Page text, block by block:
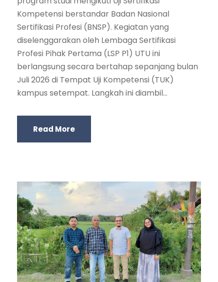
Kompetensi berstandar Badan Nasional
Sertifikasi Profesi (BNSP). Kegiatan yang
diselenggarakan oleh Lembaga Sertifikasi
Profesi Pihak Pertama (LSP P1) UTU ini
berlangsung secara bertahap sepanjang bulan
Juli 2026 di Tempat Uji Kompetensi (TUK)
kampus setempat. Langkah ini diambil...
Read More